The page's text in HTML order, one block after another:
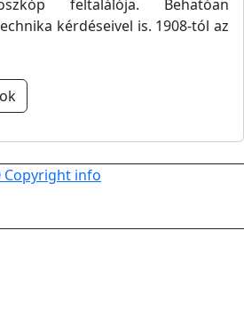
feltalálója. Behatóan
kérdéseivel is. 1908-tól az
info